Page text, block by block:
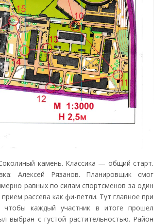
камень. Классика — общий старт.
Алексей Рязанов. Планировщик смог
равных по силам спортсменов за один
рассева как фи-петли. Тут главное при
каждый участник в итоге прошел
выбран с густой растительностью. Район